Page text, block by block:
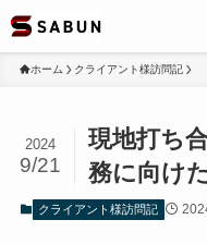
ホーム クライアント様訪問記
現地打ち
務に向け
2024
9/21
クライアント様訪問記